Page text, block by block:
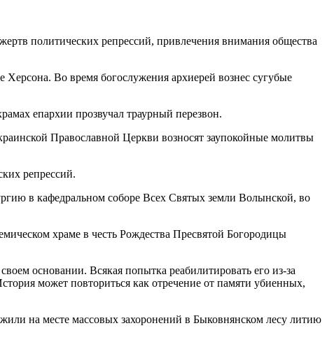
политических репрессий, привлечения внимания общества
Во время богослужения архиерей вознес сугубые
епархии прозвучал траурный перезвон.
Православной Церкви возносят заупокойные молитвы
репрессий.
в кафедральном соборе Всех Святых земли Волынской, во
храме в честь Рождества Пресвятой Богородицы
основании. Всякая попытка реабилитировать его из-за
может повториться как отречение от памяти убиенных,
на месте массовых захоронений в Быковнянском лесу литию